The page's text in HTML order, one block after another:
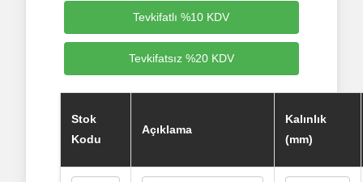
Tevkifatlı %10 KDV
Tevkifatsız %20 KDV
Stok
Kodu
Açıklama
Kalınlık
(mm)